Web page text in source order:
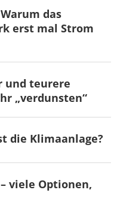
das
erst mal Strom
und teurere
„verdunsten“
die Klimaanlage?
viele Optionen,